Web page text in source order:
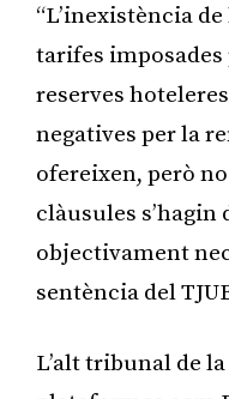
“L’inexistència
tarifes
reserves
negatives per la
ofereixen, però
clàusules s’hagin
objectivament
sentència del
L’alt tribunal de